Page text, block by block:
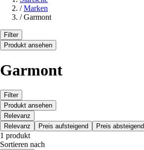
/ Marken
/ Garmont
Filter
Produkt ansehen
Garmont
Filter
Produkt ansehen
Relevanz
Relevanz
Preis aufsteigend Preis absteigend
1 produkt
Sortieren nach